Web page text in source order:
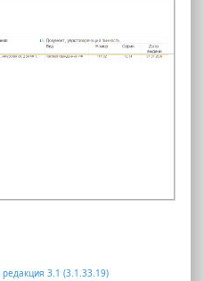
редакция 3.1 (3.1.33.19)